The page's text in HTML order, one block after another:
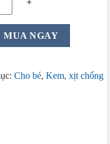
MUA NGAY
Cho bé, Kem, xịt chống